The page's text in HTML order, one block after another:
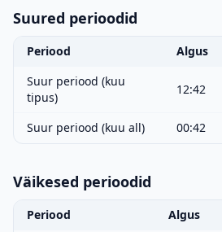
Suured perioodid
Periood Algus
Suur periood (kuu
tipus)
12:42
Suur periood (kuu all) 00:42
Väikesed perioodid
Periood Algus